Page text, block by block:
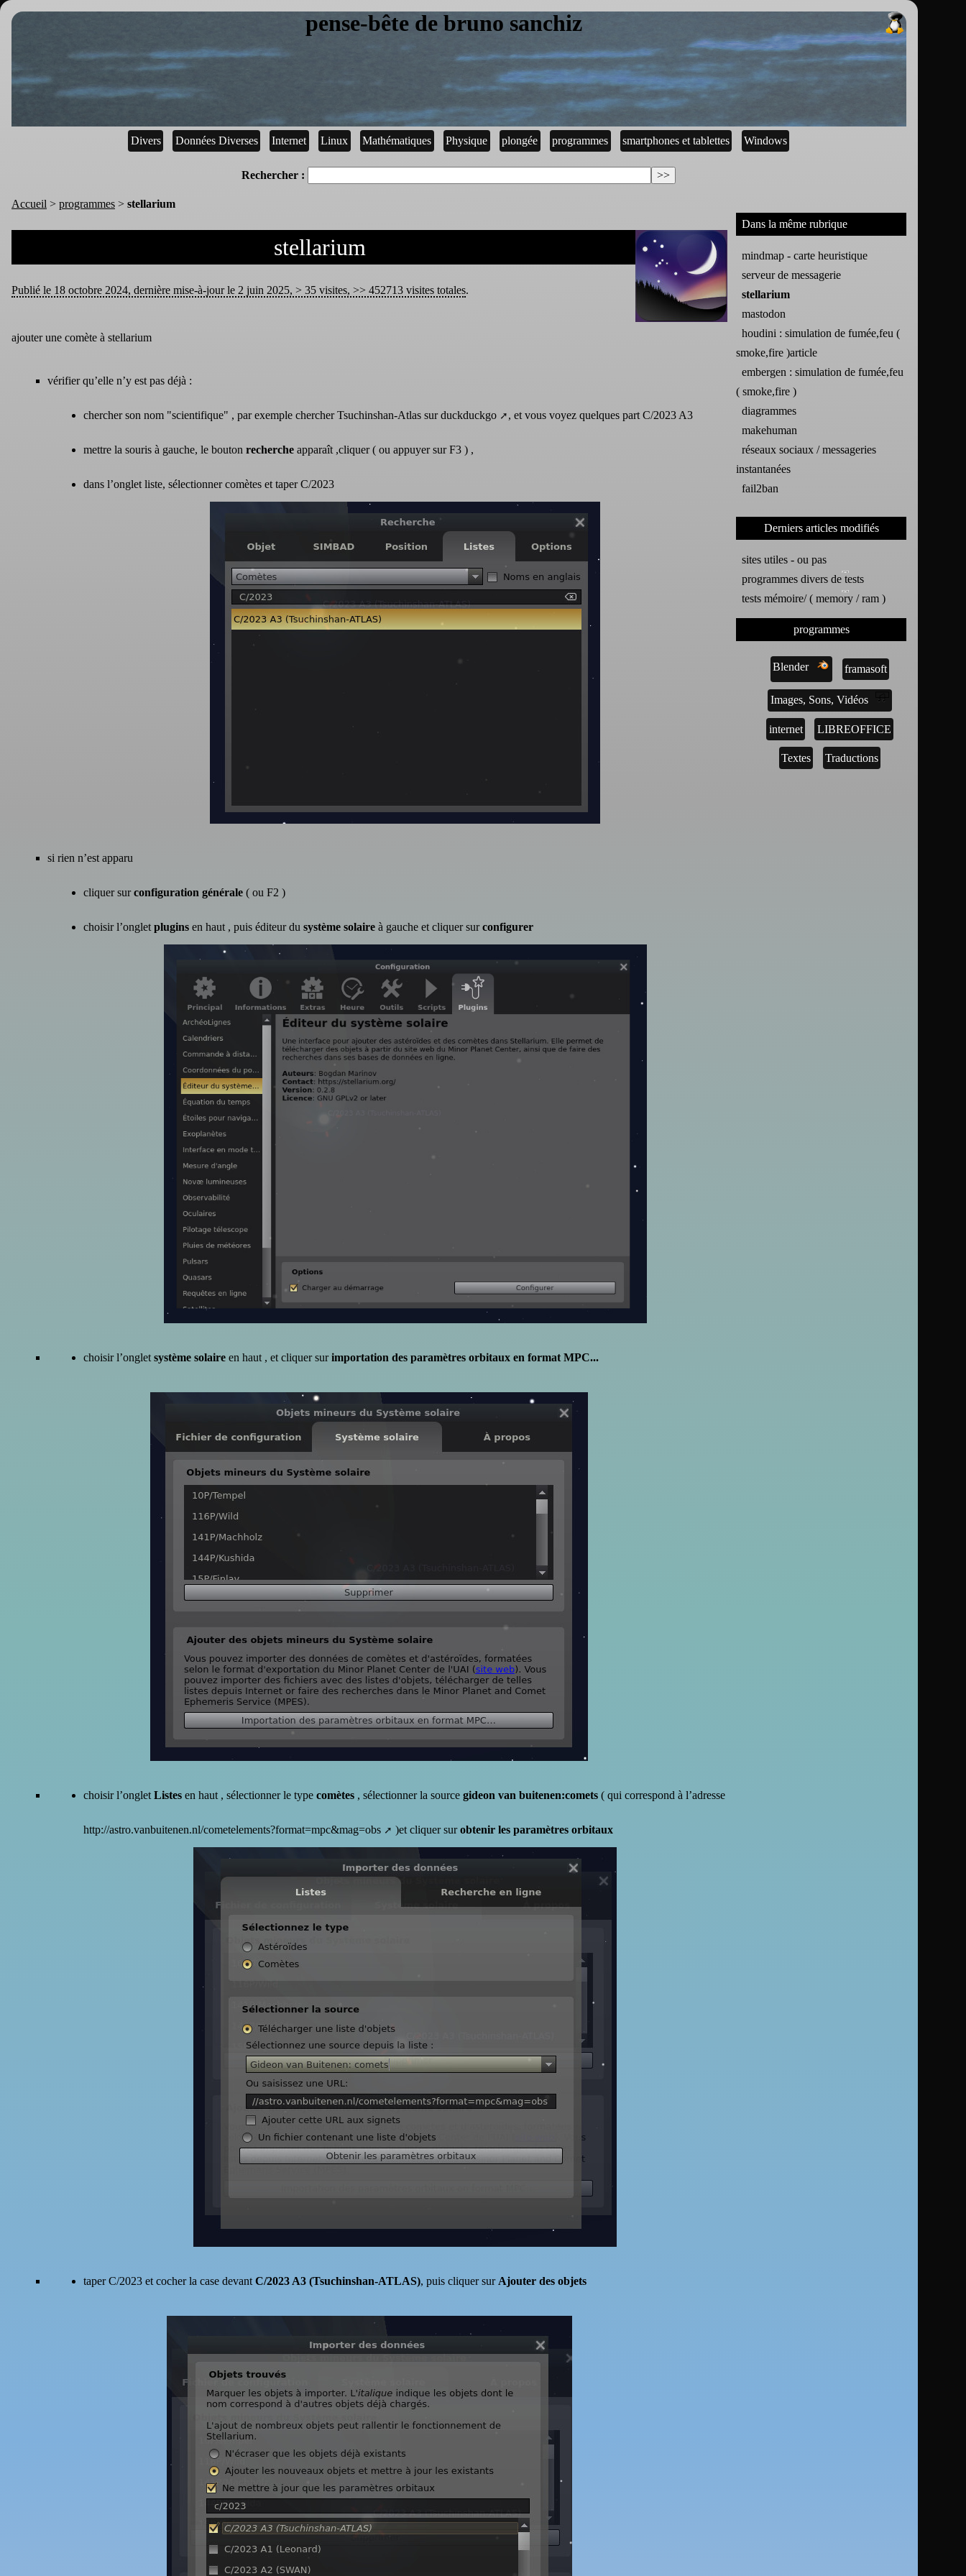
pense-bête de bruno sanchiz
Divers Données Diverses Internet Linux Mathématiques Physique plongée programmes smartphones et tablettes Windows
Rechercher :
Accueil > programmes > stellarium
stellarium
Publié le 18 octobre 2024, dernière mise-à-jour le 2 juin 2025, > 35 visites, >> 452713 visites totales.
ajouter une comète à stellarium
vérifier qu’elle n’y est pas déjà :
chercher son nom "scientifique" , par exemple chercher Tsuchinshan-Atlas surduckduckgo , et vous voyez quelques part C/2023 A3
mettre la souris à gauche, le bouton recherche apparaît ,cliquer ( ou appuyer sur F3 ) ,
dans l’onglet liste, sélectionner comètes et taper C/2023
si rien n’est apparu
cliquer surconfiguration générale ( ou F2 )
choisir l’onglet plugins en haut , puis éditeur du système solaire à gauche et cliquer surconfigurer
choisir l’onglet système solaire en haut , et cliquer surimportation des paramètres orbitaux en format MPC...
choisir l’onglet Listes en haut , sélectionner le type comètes , sélectionner la source gideon van buitenen:comets ( qui correspond à l’adresse
http://astro.vanbuitenen.nl/cometelements?format=mpc&mag=obs )et cliquer surobtenir les paramètres orbitaux
taper C/2023 et cocher la case devant C/2023 A3 (Tsuchinshan-ATLAS), puis cliquer sur Ajouter des objets
Dans la même rubrique
mindmap - carte heuristique
serveur de messagerie
stellarium
mastodon
houdini : simulation de fumée,feu (
smoke,fire )article
embergen : simulation de fumée,feu
( smoke,fire )
diagrammes
makehuman
réseaux sociaux / messageries
instantanées
fail2ban
Derniers articles modifiés
sites utiles - ou pas
programmes divers de tests
tests mémoire/ ( memory / ram )
programmes
Blender framasoft
Images, Sons, Vidéos
internet LIBREOFFICE
Textes Traductions